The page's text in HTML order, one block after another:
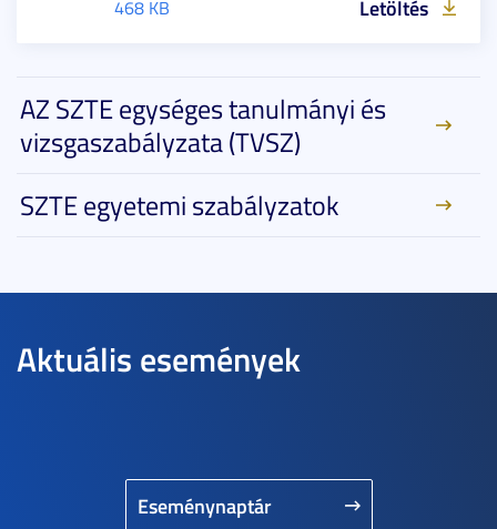
468 KB Letöltés
AZ SZTE egységes tanulmányi és
vizsgaszabályzata (TVSZ)
SZTE egyetemi szabályzatok
Aktuális események
Eseménynaptár